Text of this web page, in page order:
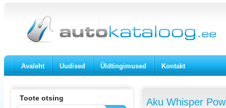
Avaleht Uudised Üldtingimused Kontakt
Toote otsing Aku Whisper